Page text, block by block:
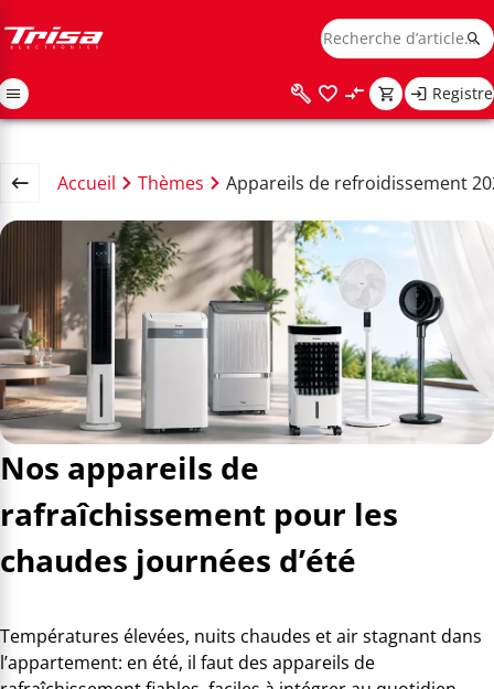
Registre
Accueil Thèmes Appareils de refroidissement
Nos appareils de
rafraîchissement pour les
chaudes journées d’été
Températures élevées, nuits chaudes et air stagnant dans
l’appartement: en été, il faut des appareils de